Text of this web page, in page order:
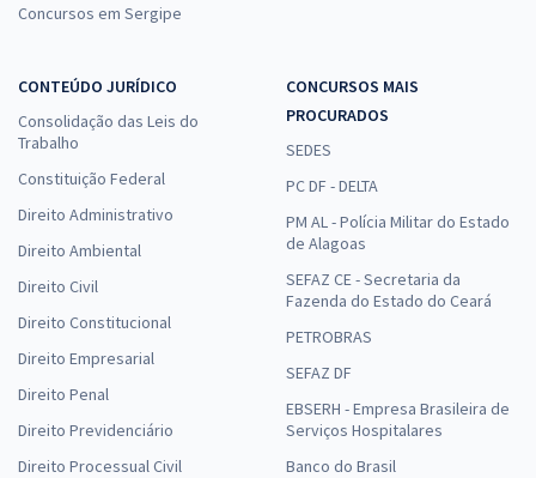
Concursos em Sergipe
CONTEÚDO JURÍDICO
Consolidação das Leis do
Trabalho
Constituição Federal
Direito Administrativo
Direito Ambiental
Direito Civil
Direito Constitucional
Direito Empresarial
Direito Penal
Direito Previdenciário
Direito Processual Civil
CONCURSOS MAIS
PROCURADOS
SEDES
PC DF - DELTA
PM AL - Polícia Militar do Estado
de Alagoas
SEFAZ CE - Secretaria da
Fazenda do Estado do Ceará
PETROBRAS
SEFAZ DF
EBSERH - Empresa Brasileira de
Serviços Hospitalares
Banco do Brasil